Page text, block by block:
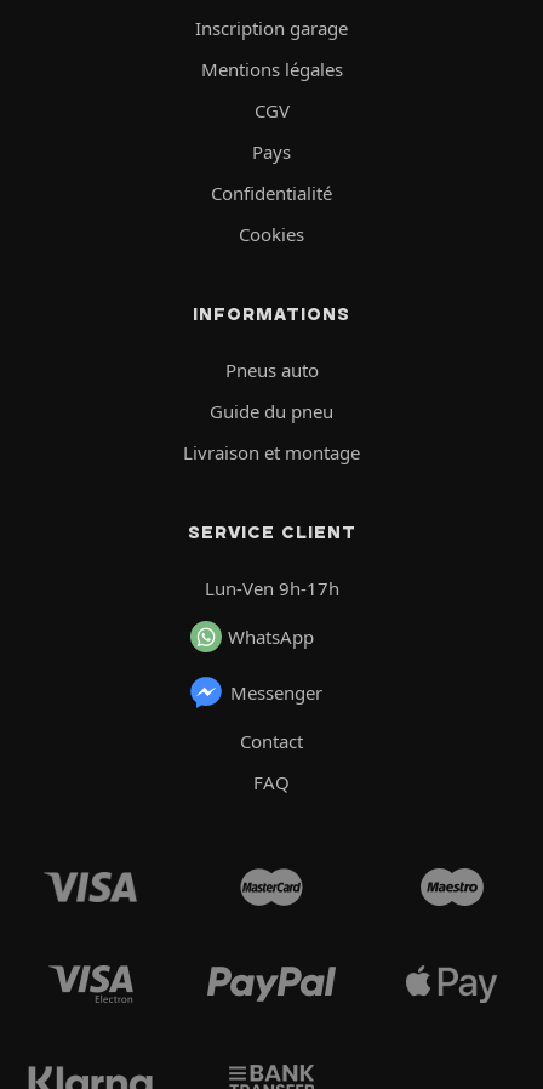
Inscription garage
Mentions légales
CGV
Pays
Confidentialité
Cookies
INFORMATIONS
Pneus auto
Guide du pneu
Livraison et montage
SERVICE CLIENT
Lun-Ven 9h-17h
WhatsApp
Messenger
Contact
FAQ